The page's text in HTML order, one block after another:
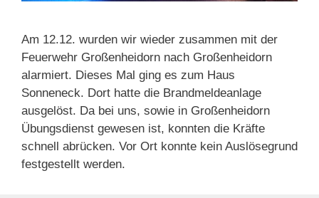
Am 12.12. wurden wir wieder zusammen mit der
Feuerwehr Großenheidorn nach Großenheidorn
alarmiert. Dieses Mal ging es zum Haus
Sonneneck. Dort hatte die Brandmeldeanlage
ausgelöst. Da bei uns, sowie in Großenheidorn
Übungsdienst gewesen ist, konnten die Kräfte
schnell abrücken. Vor Ort konnte kein Auslösegrund
festgestellt werden.